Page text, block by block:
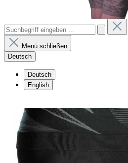
Menü schließen
Deutsch
Deutsch
English